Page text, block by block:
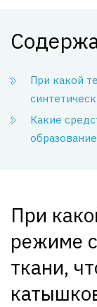
При какой
Какие
При
режиме
ткани,